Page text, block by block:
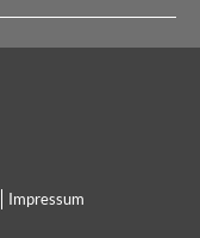
Impressum